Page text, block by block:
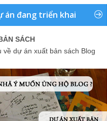
án đang triển khai
SÁCH
về dự án xuất bản sách Blog